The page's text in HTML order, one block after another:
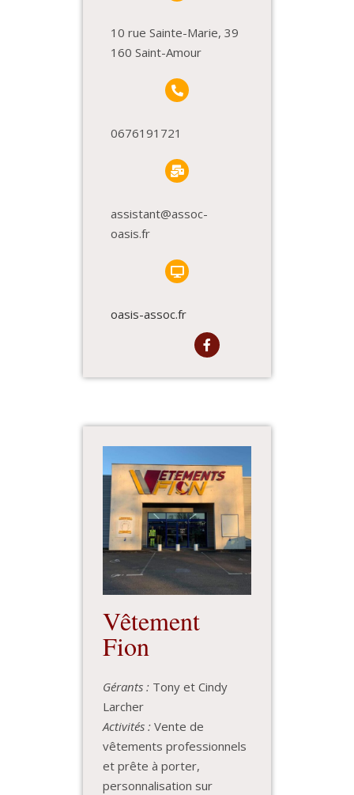
10 rue Sainte-Marie, 39
160 Saint-Amour
0676191721
assistant@assoc-
oasis.fr
oasis-assoc.fr
Vêtement
Fion
Gérants : Tony et Cindy
Larcher
Activités : Vente de
vêtements professionnels
et prête à porter,
personnalisation sur